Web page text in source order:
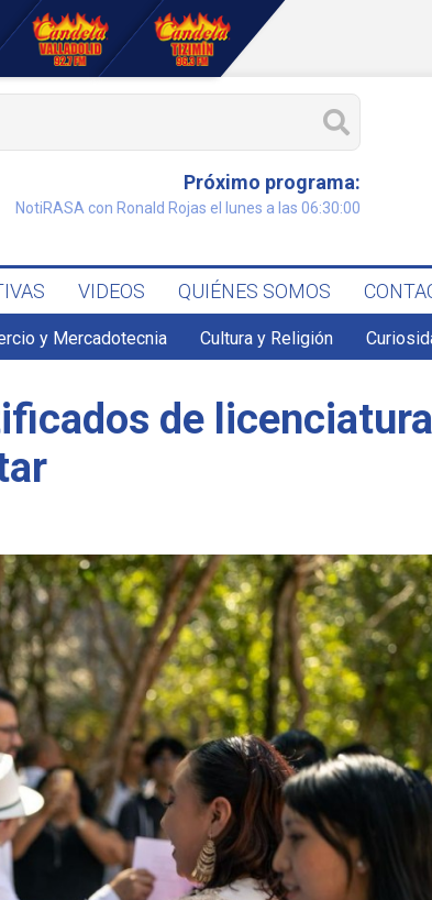
Próximo programa:
NotiRASA con Ronald Rojas el lunes a las 06:30:00
VIDEOS QUIÉNES SOMOS
y Mercadotecnia Cultura y Religión
de